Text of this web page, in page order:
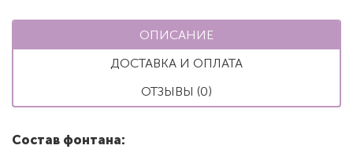
ОПИСАНИЕ
ДОСТАВКА И ОПЛАТА
ОТЗЫВЫ (0)
Состав фонтана: